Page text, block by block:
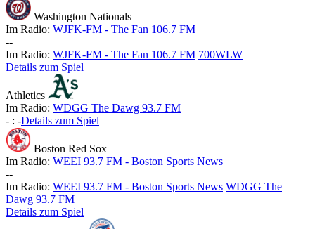
Washington Nationals
Im Radio: WJFK-FM - The Fan 106.7 FM
--
Im Radio: WJFK-FM - The Fan 106.7 FM 700WLW
Details zum Spiel
Athletics
Im Radio: WDGG The Dawg 93.7 FM
- : -Details zum Spiel
Boston Red Sox
Im Radio: WEEI 93.7 FM - Boston Sports News
--
Im Radio: WEEI 93.7 FM - Boston Sports News WDGG The
Dawg 93.7 FM
Details zum Spiel